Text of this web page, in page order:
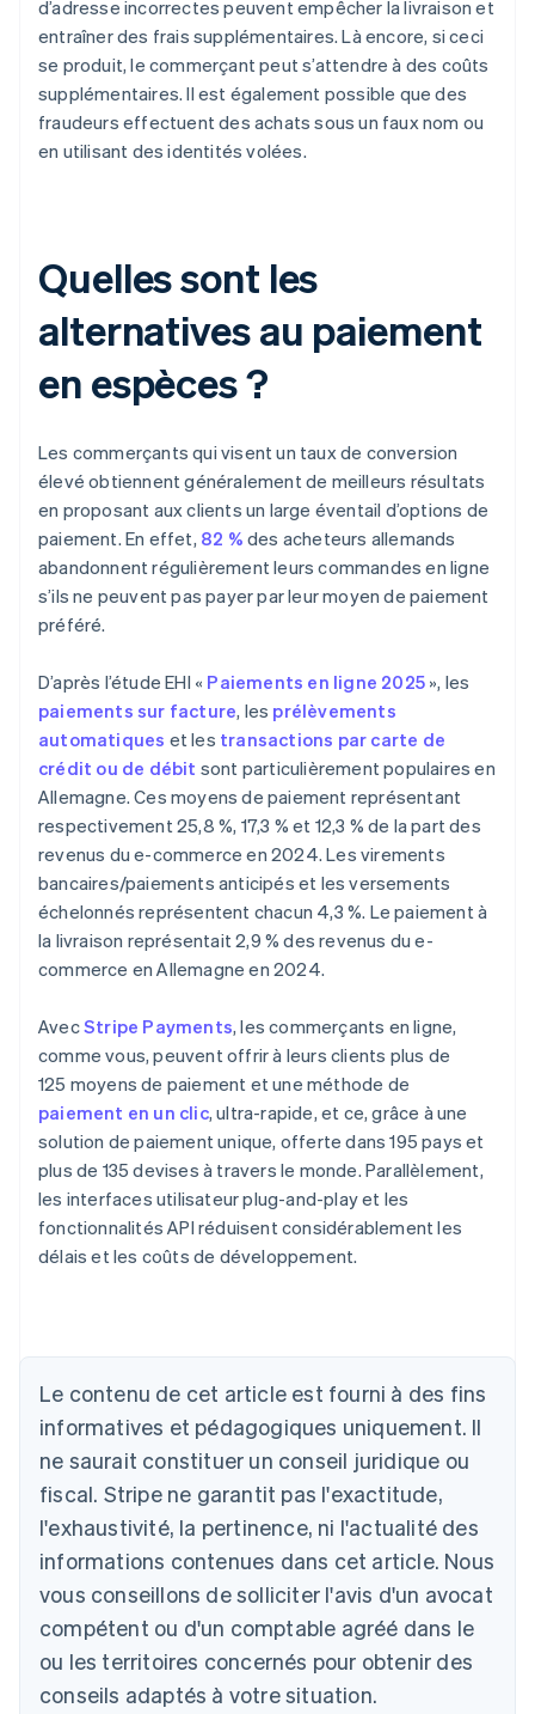
d’adresse incorrectes peuvent empêcher la livraison et
entraîner des frais supplémentaires. Là encore, si ceci
se produit, le commerçant peut s’attendre à des coûts
supplémentaires. Il est également possible que des
fraudeurs effectuent des achats sous un faux nom ou
en utilisant des identités volées.
Quelles sont les
alternatives au paiement
en espèces ?
Les commerçants qui visent un taux de conversion
élevé obtiennent généralement de meilleurs résultats
en proposant aux clients un large éventail d’options de
paiement. En effet, 82 % des acheteurs allemands
abandonnent régulièrement leurs commandes en ligne
s’ils ne peuvent pas payer par leur moyen de paiement
préféré.
D’après l’étude EHI « Paiements en ligne 2025 », les
paiements sur facture, les prélèvements
automatiques et les transactions par carte de
crédit ou de débit sont particulièrement populaires en
Allemagne. Ces moyens de paiement représentant
respectivement 25,8 %, 17,3 % et 12,3 % de la part des
revenus du e-commerce en 2024. Les virements
bancaires/paiements anticipés et les versements
échelonnés représentent chacun 4,3 %. Le paiement à
la livraison représentait 2,9 % des revenus du e-
commerce en Allemagne en 2024.
AvecStripe Payments, les commerçants en ligne,
comme vous, peuvent offrir à leurs clients plus de
125 moyens de paiement et une méthode de
paiement en un clic, ultra-rapide, et ce, grâce à une
solution de paiement unique, offerte dans 195 pays et
plus de 135 devises à travers le monde. Parallèlement,
les interfaces utilisateur plug-and-play et les
fonctionnalités API réduisent considérablement les
délais et les coûts de développement.
Le contenu de cet article est fourni à des fins
informatives et pédagogiques uniquement. Il
ne saurait constituer un conseil juridique ou
fiscal. Stripe ne garantit pas l'exactitude,
l'exhaustivité, la pertinence, ni l'actualité des
informations contenues dans cet article. Nous
vous conseillons de solliciter l'avis d'un avocat
compétent ou d'un comptable agréé dans le
ou les territoires concernés pour obtenir des
conseils adaptés à votre situation.
DeutschEnglish
English
Autriche
Deutsch English
Belgique
NederlandsFrançaisDeutschEnglish
Brésil
Bulgarie
English
Canada
English Français
Chine continentale